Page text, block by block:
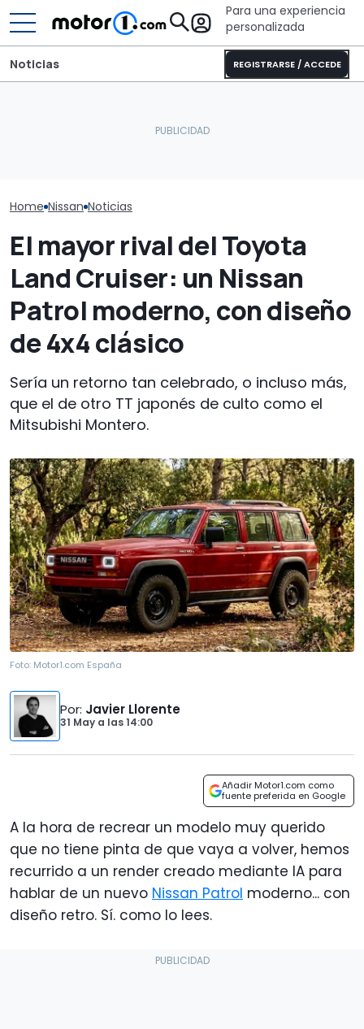
Para una experiencia
personalizada
REGISTRARSE / ACCEDE
Noticias
Home Nissan Noticias
El mayor rival del Toyota
Land Cruiser: un Nissan
Patrol moderno, con diseño
de 4x4 clásico
Sería un retorno tan celebrado, o incluso más,
que el de otro TT japonés de culto como el
Mitsubishi Montero.
Foto: Motor1.com España
Por: Javier Llorente
31 May a las14:00
Añadir Motor1.com como
fuente preferida en Google
A la hora de recrear un modelo muy querido
que no tiene pinta de que vaya a volver, hemos
recurrido a un render creado mediante IA para
hablar de un nuevo Nissan Patrol moderno... con
diseño retro. Sí. como lo lees.